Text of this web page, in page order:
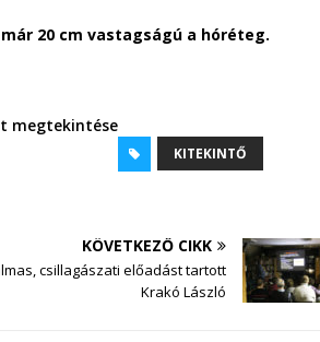
20 cm vastagságú a hóréteg.
megtekintése
KITEKINTŐ
KÖVETKEZŐ CIKK
csillagászati előadást tartott
Krakó László